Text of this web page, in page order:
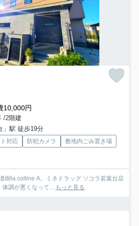
10,000円
/2階建
」駅 徒歩19分
対応 防犯カメラ
敷地内ごみ置き場
樹la colline A。ミネドラッグ ソコラ若葉台店
体調が悪くなって... もっと見る